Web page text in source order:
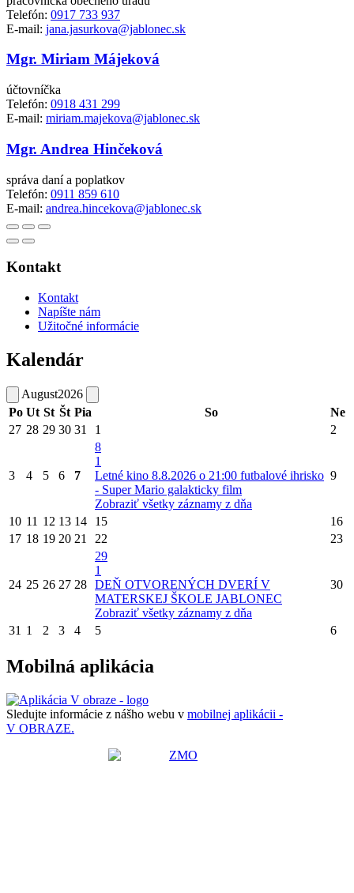
Telefón: 0917 733 937
E-mail: jana.jasurkova@jablonec.sk
Mgr. Miriam Májeková
účtovníčka
Telefón: 0918 431 299
E-mail: miriam.majekova@jablonec.sk
Mgr. Andrea Hinčeková
správa daní a poplatkov
Telefón: 0911 859 610
E-mail: andrea.hincekova@jablonec.sk
Kontakt
Kontakt
Napíšte nám
Užitočné informácie
Kalendár
August2026
Po Ut St Št Pia So
Ne
27 28 29 30 31 1 2
3 4 5 6 7
8
1
Letné kino 8.8.2026 o 21:00 futbalové ihrisko
- Super Mario galakticky film
Zobraziť všetky záznamy z dňa
9
10 11 12 13 14 15
16
17 18 19 20 21 22 23
24 25 26 27 28
29
1
DEŇ OTVORENÝCH DVERÍ V
MATERSKEJ ŠKOLE JABLONEC
Zobraziť všetky záznamy z dňa
30
31 1 2 3 4 5 6
Mobilná aplikácia
Sledujte informácie z nášho webu v mobilnej aplikácii -
V OBRAZE.